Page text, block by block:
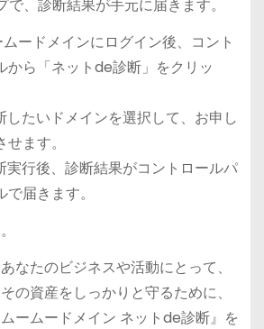
、診断結果が手元に届きます。
ムードメインにログイン後、コント
から「ネットde診断」をクリッ
したいドメインを選択して、お申し
ます。
実行後、診断結果がコントロールパ
届きます。
なたのビジネスや活動にとって、
の資産をしっかりと守るために、
ームードメイン ネットde診断』を